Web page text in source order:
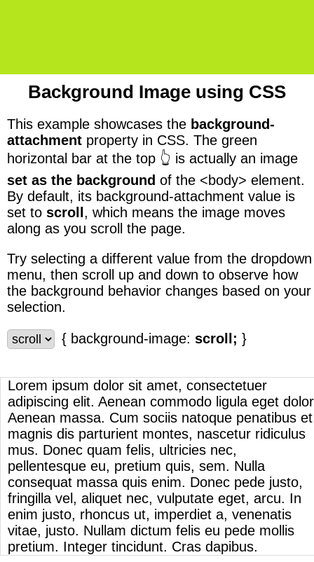
Background Image using CSS
This example showcases the background-
attachment property in CSS. The green
horizontal bar at the top 👆 is actually an image
set as the background of the <body> element.
By default, its background-attachment value is
set to scroll , which means the image moves
along as you scroll the page.
Try selecting a different value from the dropdown
menu, then scroll up and down to observe how
the background behavior changes based on your
selection.
{ background-image: scroll; }
Lorem ipsum dolor sit amet, consectetuer
adipiscing elit. Aenean commodo ligula eget
Aenean massa. Cum sociis natoque penatibus et
magnis dis parturient montes, nascetur ridiculus
mus. Donec quam felis, ultricies nec,
pellentesque eu, pretium quis, sem. Nulla
consequat massa quis enim. Donec pede justo,
fringilla vel, aliquet nec, vulputate eget, arcu. In
enim justo, rhoncus ut, imperdiet a, venenatis
vitae, justo. Nullam dictum felis eu pede mollis
pretium. Integer tincidunt. Cras dapibus.